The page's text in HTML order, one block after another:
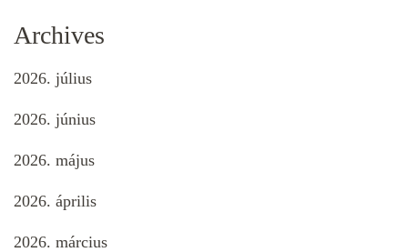
Archives
2026. július
2026. június
2026. május
2026. április
2026. március